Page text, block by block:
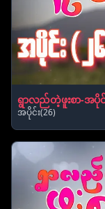
ရွာလည်တဲ့ဖူးစာ-အပိုင်
အပိုင်း(26)